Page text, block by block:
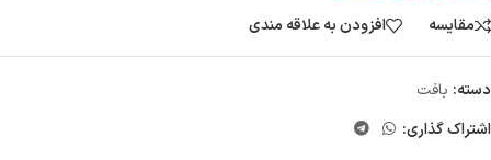
مقایسه
افزودن به علاقه مندی
دسته: بافت
اشتراک گذاری: